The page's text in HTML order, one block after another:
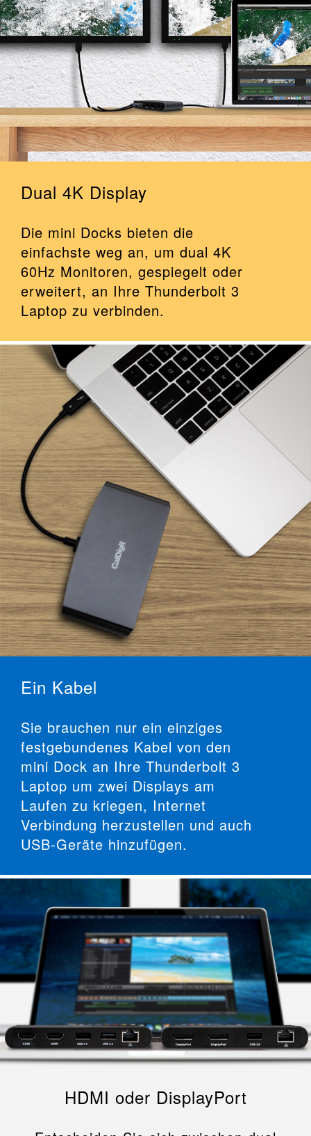
Dual 4K Display
Die mini Docks bieten die
einfachste weg an, um dual 4K
60Hz Monitoren, gespiegelt oder
erweitert, an Ihre Thunderbolt 3
Laptop zu verbinden.
Ein Kabel
Sie brauchen nur ein einziges
festgebundenes Kabel von den
mini Dock an Ihre Thunderbolt 3
Laptop um zwei Displays am
Laufen zu kriegen, Internet
Verbindung herzustellen und auch
USB-Geräte hinzufügen.
HDMI oder DisplayPort